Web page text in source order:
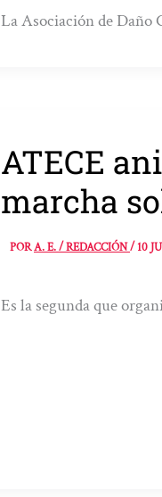
La Asociación de Daño
ATECE
marcha
PORA. E. / REDACCIÓN/10
Es la segunda que